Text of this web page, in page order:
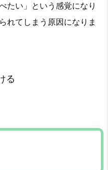
たい」という感覚になり
れてしまう原因になりま
る